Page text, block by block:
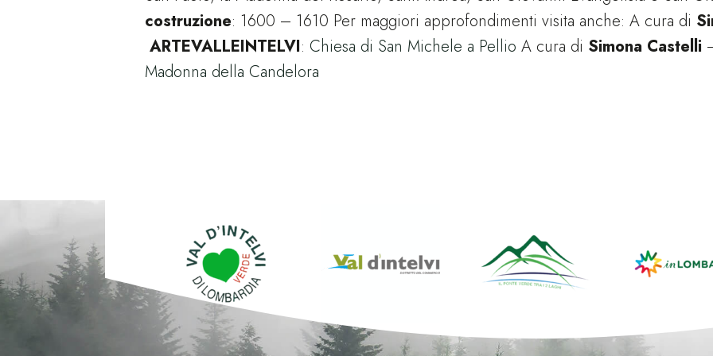
costruzione: 1600 – 1610 Per maggiori approfondimenti visita anche: A cura di
ARTEVALLEINTELVI: Chiesa di San Michele a Pellio A cura di Simona Castelli
Madonna della Candelora